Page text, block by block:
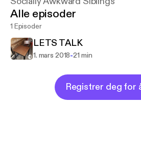
Alle episoder
1 Episoder
LETS TALK
1. mars 2018-21 min
Registrer deg for